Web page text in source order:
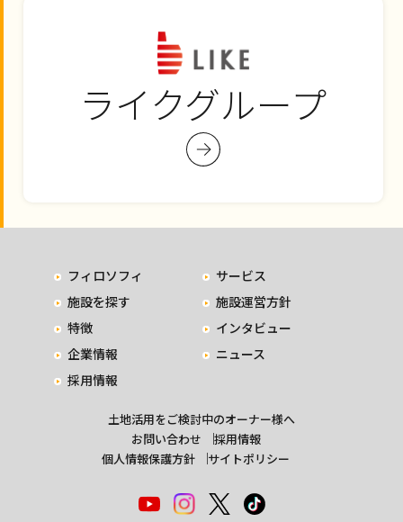
ライクグループ
フィロソフィ
サービス
施設を探す
施設運営方針
特徴
インタビュー
企業情報
ニュース
採用情報
土地活用をご検討中のオーナー様へ
お問い合わせ
採用情報
個人情報保護方針
サイトポリシー